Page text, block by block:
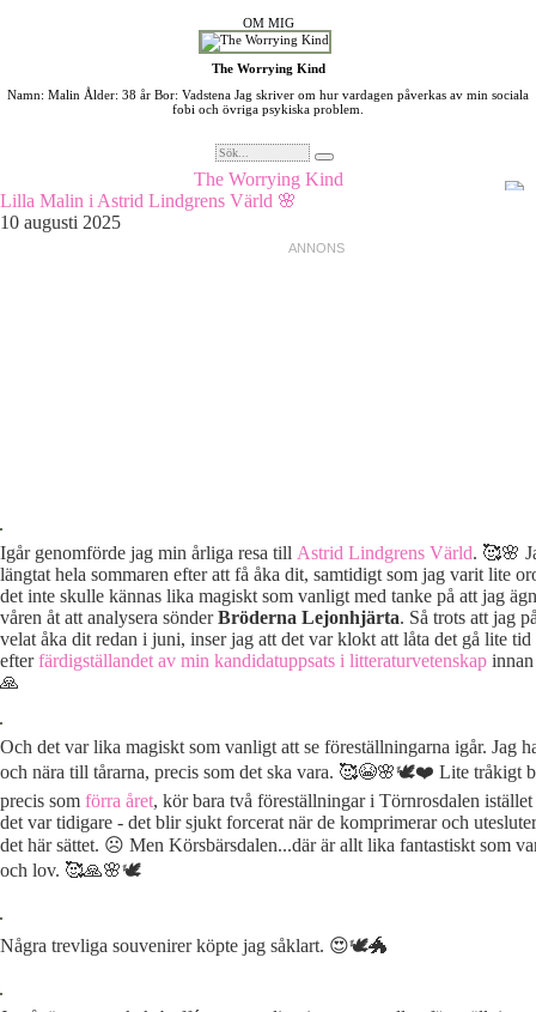
OM MIG
The Worrying Kind
Namn: Malin Ålder: 38 år Bor: Vadstena Jag skriver om hur vardagen påverkas av min sociala
fobi och övriga psykiska problem.
The Worrying Kind
Lilla Malin i Astrid Lindgrens Värld 🌸
10 augusti 2025
Igår genomförde jag min årliga resa till Astrid Lindgrens Värld. 🥰🌸
längtat hela sommaren efter att få åka dit, samtidigt som jag varit lite
det inte skulle kännas lika magiskt som vanligt med tanke på att jag
våren åt att analysera sönderBröderna Lejonhjärta. Så trots att jag
velat åka dit redan i juni, inser jag att det var klokt att låta det gå lite tid
efterfärdigställandet av min kandidatuppsats i litteraturvetenskap
🙏
Och det var lika magiskt som vanligt att se föreställningarna igår. Jag
och nära till tårarna, precis som det ska vara. 🥰😭🌸🕊❤️ Lite tråkigt
precis som förra året, kör bara två föreställningar i Törnrosdalen
det var tidigare - det blir sjukt forcerat när de komprimerar och
det här sättet. ☹️ Men Körsbärsdalen...där är allt lika fantastiskt som
och lov. 🥰🙏🌸🕊
Några trevliga souvenirer köpte jag såklart. 😍🕊🐲